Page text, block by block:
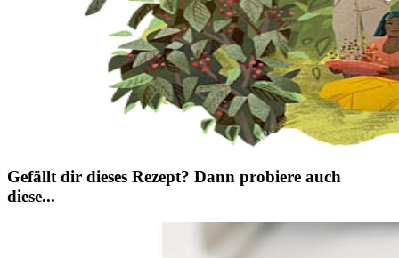
Gefällt dir dieses Rezept? Dann probiere auch
diese...